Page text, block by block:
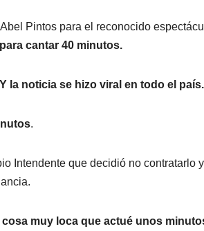
Pintos para el reconocido
cantar 40 minutos.
Y la noticia se hizo viral en todo el país.
.
Intendente que decidió no contratarlo y
cosa muy loca que actué unos